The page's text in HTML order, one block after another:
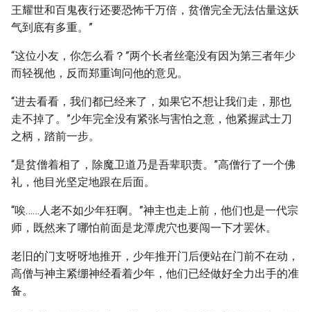
王耀世和百鬼夜行还要恐怖千万倍，贫僧完全无法估量这妖
气到底有多重。”
“这位小友，你怎么看？”两个长者丝毫没有因为第三者年少
而轻视他，反而郑重询问他的意见。
“进去看看，我们都已经来了，如果它不想让我们走，那也
走不掉了。”少年完全没有紧张与害怕之意，他紧握武士刀
之柄，踏前一步。
“是贫僧着相了，除魔卫道乃是吾辈职责。”高僧行了一个佛
礼，他目光坚定地跟在后面。
“唉……人老不如少年狂啊。”神主也走上前，他们也是一代宗
师，既然来了哪怕前面是龙潭虎穴也要闯一下才罢休。
老旧的门支呀呀地推开，少年推开门后便站在门前不在动，
高僧与神主紧绷神经看着少年，他们已经做好全力出手的准
备。